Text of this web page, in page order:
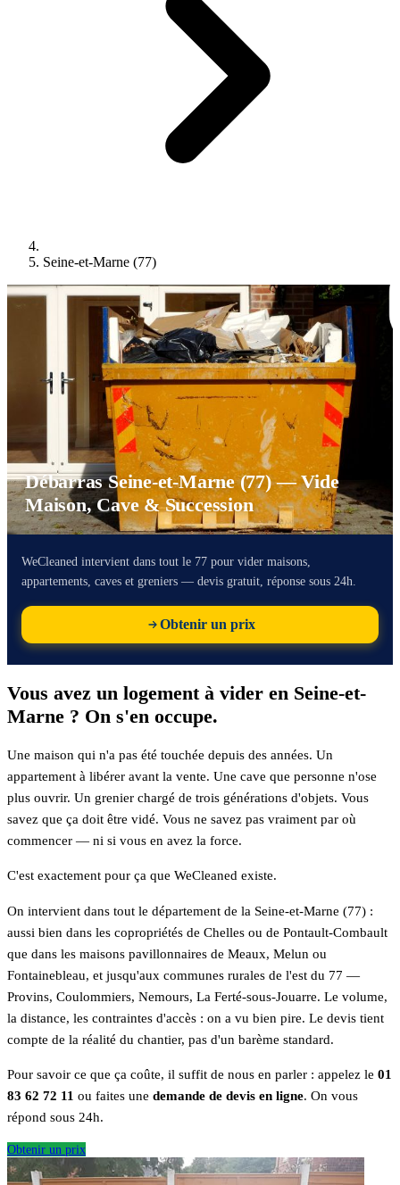
Seine-et-Marne (77)
Débarras Seine-et-Marne (77) — Vide
Maison, Cave & Succession
WeCleaned intervient dans tout le 77 pour vider maisons,
appartements, caves et greniers — devis gratuit, réponse sous 24h.
Obtenir un prix
Vous avez un logement à vider en Seine-et-
Marne ? On s'en occupe.
Une maison qui n'a pas été touchée depuis des années. Un
appartement à libérer avant la vente. Une cave que personne n'ose
plus ouvrir. Un grenier chargé de trois générations d'objets. Vous
savez que ça doit être vidé. Vous ne savez pas vraiment par où
commencer — ni si vous en avez la force.
C'est exactement pour ça que WeCleaned existe.
On intervient dans tout le département de la Seine-et-Marne (77) :
aussi bien dans les copropriétés de Chelles ou de Pontault-Combault
que dans les maisons pavillonnaires de Meaux, Melun ou
Fontainebleau, et jusqu'aux communes rurales de l'est du 77 —
Provins, Coulommiers, Nemours, La Ferté-sous-Jouarre. Le volume,
la distance, les contraintes d'accès : on a vu bien pire. Le devis tient
compte de la réalité du chantier, pas d'un barème standard.
Pour savoir ce que ça coûte, il suffit de nous en parler : appelez le 01
83 62 72 11 ou faites une demande de devis en ligne. On vous
répond sous 24h.
Obtenir un prix